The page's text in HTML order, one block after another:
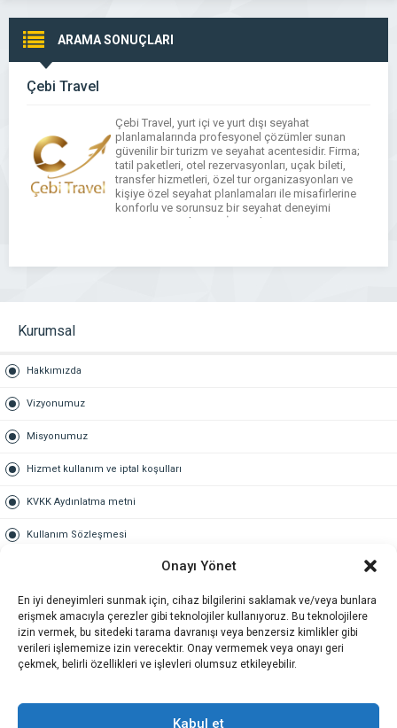
Onayı Yönet
En iyi deneyimleri sunmak için, cihaz bilgilerini saklamak ve/veya bunlara
erişmek amacıyla çerezler gibi teknolojiler kullanıyoruz. Bu teknolojilere
izin vermek, bu sitedeki tarama davranışı veya benzersiz kimlikler gibi
verileri işlememize izin verecektir. Onay vermemek veya onayı geri
çekmek, belirli özellikleri ve işlevleri olumsuz etkileyebilir.
Kabul et
ARAMA SONUÇLARI
Çebi Travel
Çebi Travel, yurt içi ve yurt dışı seyahat
planlamalarında profesyonel çözümler sunan
güvenilir bir turizm ve seyahat acentesidir. Firma;
tatil paketleri, otel rezervasyonları, uçak bileti,
transfer hizmetleri, özel tur organizasyonları ve
kişiye özel seyahat planlamaları ile misafirlerine
konforlu ve sorunsuz bir seyahat deneyimi
sunmayı amaçlar. CEBİ Travel, müşteri
Kurumsal
Hakkımızda
Vizyonumuz
Misyonumuz
Hizmet kullanım ve iptal koşulları
KVKK Aydınlatma metni
Kullanım Sözleşmesi
Gold üyelik nedir
Kariyer